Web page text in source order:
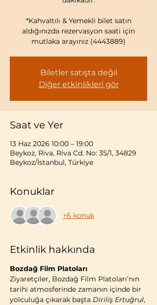
*Kahvaltılı & Yemekli bilet satın
aldığınızda rezervasyon saati için
mutlaka arayınız (4443889)
Biletler satışta değil
Diğer etkinlikleri gör
Saat ve Yer
13 Haz 2026 10:00 – 19:00
Beykoz, Riva, Riva Cd. No: 35/1, 34829
Beykoz/İstanbul, Türkiye
Konuklar
+6 konuk
Etkinlik hakkında
Bozdağ Film Platoları
Ziyaretçiler, Bozdağ Film Platoları’nın
tarihi atmosferinde zamanın içinde bir
yolculuğa çıkarak başta Diriliş Ertuğrul,